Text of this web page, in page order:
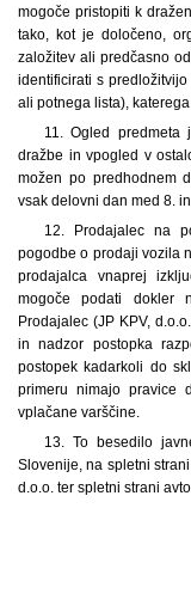
mogoče pristopiti k
tako, kot je določeno,
založitev ali predčasno
identificirati s
ali potnega lista),
11. Ogled
dražbe in vpogled v
možen po predhodnem
vsak delovni dan med 8.
12. Prodajalec na
pogodbe o prodaji vozila
prodajalca vnaprej
mogoče podati dokler
Prodajalec (JP KPV,
in nadzor postopka
postopek kadarkoli do
primeru nimajo pravice
vplačane varščine.
13. To besedilo
Slovenije, na spletni
d.o.o. ter spletni strani